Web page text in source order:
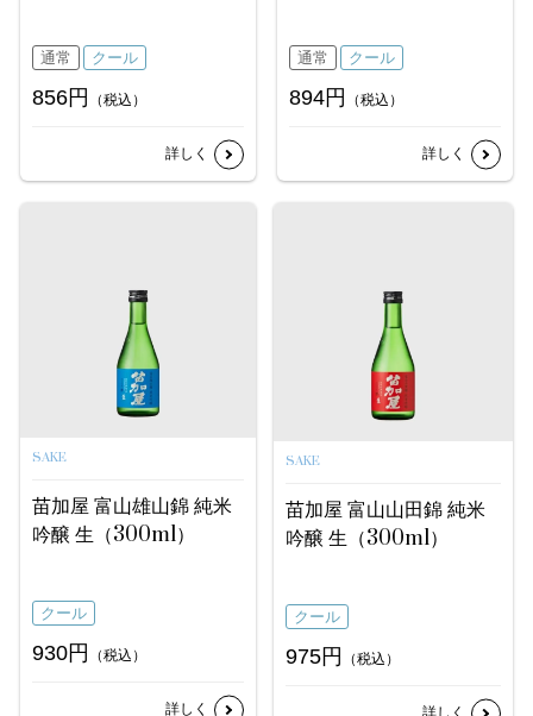
通常 クール
856円 （税込）
詳しく
通常 クール
894円 （税込）
詳しく
SAKE
苗加屋 富山雄山錦 純米
吟醸 生（300ml）
クール
930円 （税込）
詳しく
SAKE
苗加屋 富山山田錦 純米
吟醸 生（300ml）
クール
975円 （税込）
詳しく